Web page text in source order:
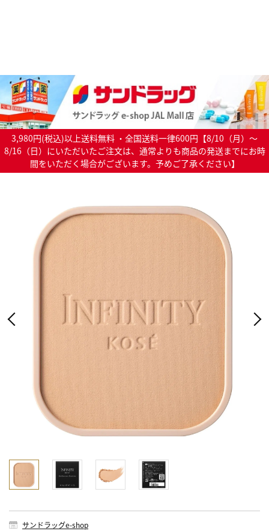
3,980円(税込)以上送料無料 ・全国送料一律600円【8/10（月）～
8/16（日）にいただいたご注文は、通常よりも商品の発送までにお時
間をいただく場合がございます。予めご了承ください】
サンドラッグe-shop